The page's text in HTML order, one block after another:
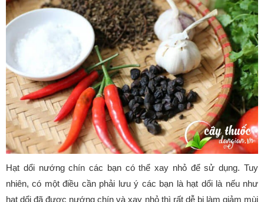
Hạt dổi nướng chín các bạn có thể xay nhỏ để sử dụng. Tuy
nhiên, có một điều cần phải lưu ý các bạn là hạt dổi là nếu như
hạt dổi đã được nướng chín và xay nhỏ thì rất dễ bị làm giảm mùi